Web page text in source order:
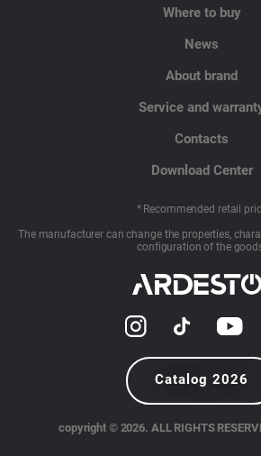
Where to buy
News
About brand
Service and
Contacts
Download Center
* Recommended retail
The manufacturer can change the properties,
configuration of the
Catalog 2026
copyright © 2026. ALL RIGHTS